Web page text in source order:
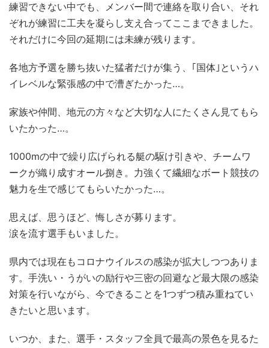
練習できない中でも、メンバー間で連絡を取り合い、それ
ぞれが練習に工夫を凝らし支え合ってここまできました。
それだけに今回の延期には未練が残ります。
各地方予選を勝ち抜いた猛者だけが集う、｢国体｣というハ
イレベルな緊張感の中で漕ぎたかった…。
家族や仲間、地元の方々など大切な人にたくさん見てもら
いたかった…。
1000mの中で繰り広げられる艇の駆け引きや、チームワ
ークが織り成すオール捌き。力強くて繊細なボート競技の
魅力を生で感じてもらいたかった…。
思えば、思うほど、悔しさが募ります。
涙を流す選手もいました。
県内では現在もコロナウイルスの感染が拡大しつつありま
す。手洗い・うがいの励行や三密の回避など最大限の感染
対策を行いながら、今できることを1つずつ積み重ねてい
きたいと思います。
いつか、また、選手・スタッフ全員で最高の景色を見るた